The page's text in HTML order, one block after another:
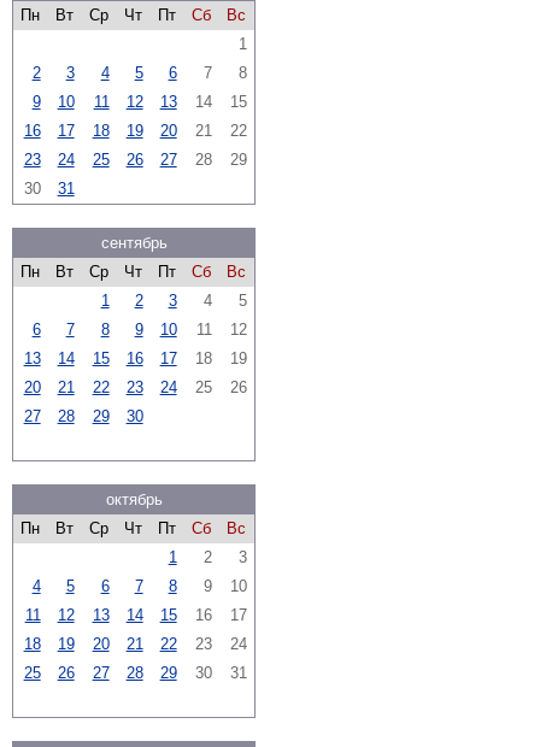
Пн
Вт Ср Чт Пт Сб
Вс
1
2
3 4 5 6 7
8
9
10 11 12 13 14
15
16
17 18 19 20 21
22
23
24 25 26 27 28
29
30
31
сентябрь
Пн
Вт Ср Чт Пт Сб
Вс
1
2 3 4
5
6
7 8 9 10 11
12
13
14 15 16 17 18
19
20
21 22 23 24 25
26
27
28 29 30
октябрь
Пн
Вт Ср Чт Пт Сб
Вс
1
2
3
4
5 6 7 8 9
10
11
12 13 14 15 16
17
18
19 20 21 22 23
24
25
26 27 28 29 30 31